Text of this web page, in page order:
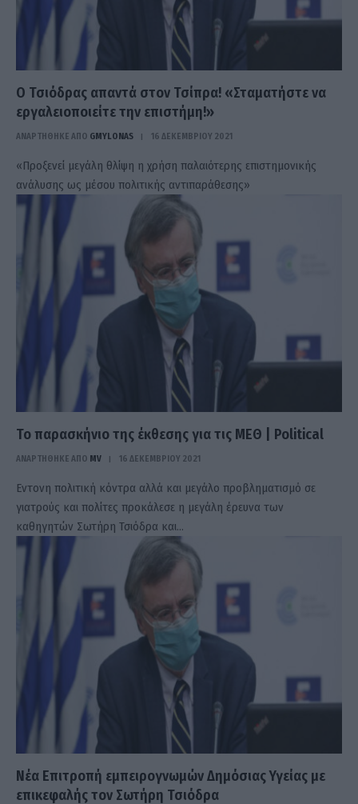
Ο Τσιόδρας απαντά στον Τσίπρα! «Σταματήστε να
εργαλειοποιείτε την επιστήμη!»
ΑΝΑΡΤΗΘΗΚΕ ΑΠΟ GMYLONAS 16 ΔΕΚΕΜΒΡΊΟΥ 2021
«Προξενεί μεγάλη θλίψη η χρήση παλαιότερης επιστημονικής
ανάλυσης ως μέσου πολιτικής αντιπαράθεσης»
Το παρασκήνιο της έκθεσης για τις ΜΕΘ | Political
ΑΝΑΡΤΗΘΗΚΕ ΑΠΟ MV 16 ΔΕΚΕΜΒΡΊΟΥ 2021
Εντονη πολιτική κόντρα αλλά και μεγάλο προβληματισμό σε
γιατρούς και πολίτες προκάλεσε η μεγάλη έρευνα των
καθηγητών Σωτήρη Τσιόδρα και…
Νέα Επιτροπή εμπειρογνωμών Δημόσιας Υγείας με
επικεφαλής τον Σωτήρη Τσιόδρα